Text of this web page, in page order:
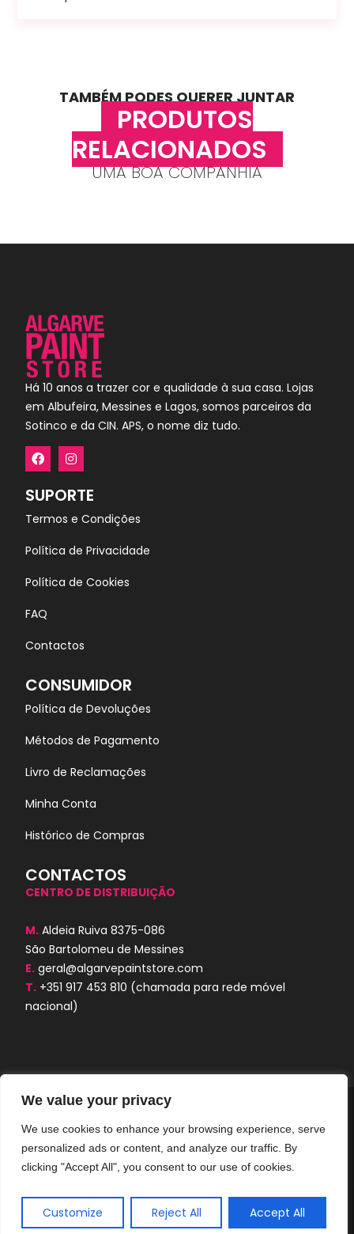
We value your privacy
We use cookies to enhance your browsing experience, serve
personalized ads or content, and analyze our traffic. By
clicking "Accept All", you consent to our use of cookies.
Customize Reject All Accept All
TAMBÉM PODES QUERER JUNTAR
PRODUTOS
RELACIONADOS
UMA BOA COMPANHIA
Há 10 anos a trazer cor e qualidade à sua casa. Lojas
em Albufeira, Messines e Lagos, somos parceiros da
Sotinco e da CIN. APS, o nome diz tudo.
SUPORTE
Termos e Condições
Política de Privacidade
Política de Cookies
FAQ
Contactos
CONSUMIDOR
Política de Devoluções
Métodos de Pagamento
Livro de Reclamações
Minha Conta
Histórico de Compras
CONTACTOS
CENTRO DE DISTRIBUIÇÃO
M. Aldeia Ruiva 8375-086
São Bartolomeu de Messines
E. geral@algarvepaintstore.com
T. +351 917 453 810 (chamada para rede móvel
nacional)
Algarve Paint Store © 2026. Todos os
direitos reservados.
Desenvolvido porAORUBRO.PT